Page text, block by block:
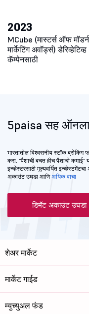
2023
MCube (मास्टर्स ऑफ मॉडर्न
मार्केटिंग अवॉर्ड्स) डेरिव्हेटिव्ह
कॅम्पेनसाठी
5paisa सह
भारतातील विश्वसनीय स्टॉक
करा. “पैशाची बचत हीच पैशाची
इन्व्हेस्टरसाठी मूल्यवर्धित
अकाउंट उघडा आणिअधिक वाचा
डिमॅट अकाउंट उघडा
शेअर मार्केट
मार्केट गाईड
म्युच्युअल फंड